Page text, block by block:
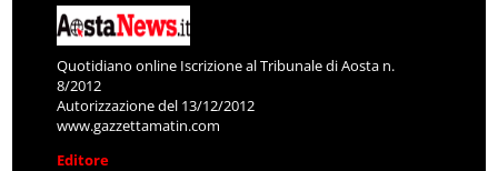
Quotidiano online Iscrizione al Tribunale di Aosta n.
8/2012
Autorizzazione del 13/12/2012
www.gazzettamatin.com
Editore